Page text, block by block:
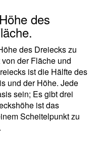
des
des Dreiecks zu
der Fläche und
ist die Hälfte des
und der Höhe. Jede
sein; Es gibt drei
ist das
Scheitelpunkt zu